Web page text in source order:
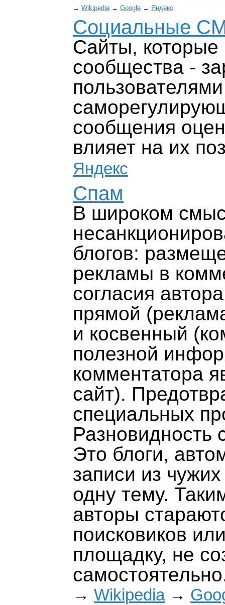
→ Wikipedia→ Google → Яндекс
Социальные
Сайты, которые
сообщества -
сообщения
влияет на их
Яндекс
Спам
В широком
блогов:
рекламы в
согласия
прямой
и косвенный
полезной
комментатора
сайт).
специальных
Разновидность
Это блоги,
записи из
одну тему.
авторы
поисковиков
площадку, не
→ Wikipedia→